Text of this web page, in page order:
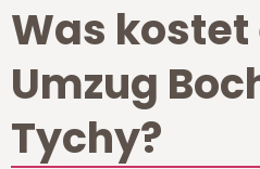
Was kostet
Umzug
Tychy?